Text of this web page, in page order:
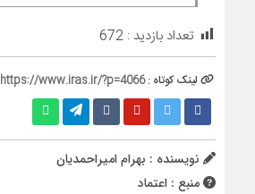
تعداد بازدید : 672
لینک کوتاه :https://www.iras.ir/?p=4066
نویسنده : بهرام امیراحمدیان
منبع : اعتماد